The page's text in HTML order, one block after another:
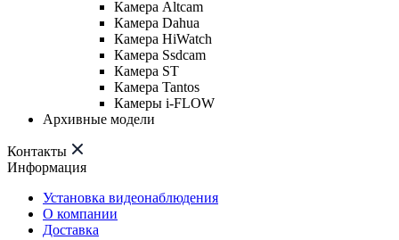
Камера Altcam
Камера Dahua
Камера HiWatch
Камера Ssdcam
Камера ST
Камера Tantos
Камеры i-FLOW
Архивные модели
Контакты
Информация
Установка видеонаблюдения
О компании
Доставка